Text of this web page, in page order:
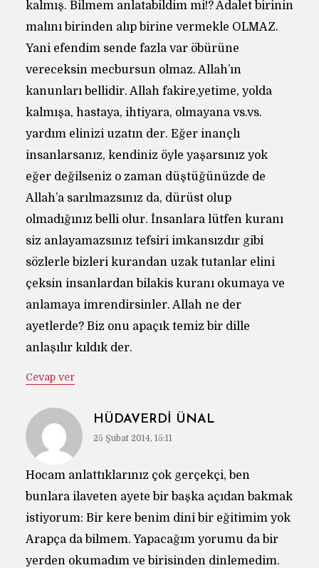
kalmış. Bilmem anlatabildim mi!? Adalet birinin
malını birinden alıp birine vermekle OLMAZ.
Yani efendim sende fazla var öbürüne
vereceksin mecbursun olmaz. Allah’ın
kanunları bellidir. Allah fakire,yetime, yolda
kalmışa, hastaya, ihtiyara, olmayana vs.vs.
yardım elinizi uzatın der. Eğer inançlı
insanlarsanız, kendiniz öyle yaşarsınız yok
eğer değilseniz o zaman düştüğünüzde de
Allah’a sarılmazsınız da, dürüst olup
olmadığınız belli olur. İnsanlara lütfen kuranı
siz anlayamazsınız tefsiri imkansızdır gibi
sözlerle bizleri kurandan uzak tutanlar elini
çeksin insanlardan bilakis kuranı okumaya ve
anlamaya imrendirsinler. Allah ne der
ayetlerde? Biz onu apaçık temiz bir dille
anlaşılır kıldık der.
Cevap ver
HÜDAVERDI ÜNAL
25 Şubat 2014, 15:11
Hocam anlattıklarınız çok gerçekçi, ben
bunlara ilaveten ayete bir başka açıdan bakmak
istiyorum: Bir kere benim dini bir eğitimim yok
Arapça da bilmem. Yapacağım yorumu da bir
yerden okumadım ve birisinden dinlemedim.